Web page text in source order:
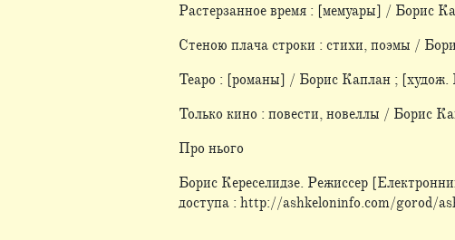
Растерзанное время : [мемуары] / Борис
Стеною плача строки : стихи, поэмы /
Теаро : [романы] / Борис Каплан ; [худож.
Только кино : повести, новеллы / Борис
Про нього
Борис Кереселидзе. Режиссер
доступа : http://ashkeloninfo.com/gorod/